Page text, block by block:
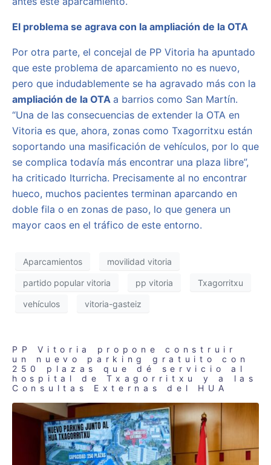
El problema se agrava con la ampliación de la OTA
Por otra parte, el concejal de PP Vitoria ha apuntado
que este problema de aparcamiento no es nuevo,
pero que indudablemente se ha agravado más con la
ampliación de la OTA a barrios como San Martín.
“Una de las consecuencias de extender la OTA en
Vitoria es que, ahora, zonas como Txagorritxu están
soportando una masificación de vehículos, por lo que
se complica todavía más encontrar una plaza libre”,
ha criticado Iturricha. Precisamente al no encontrar
hueco, muchos pacientes terminan aparcando en
doble fila o en zonas de paso, lo que genera un
mayor caos en el tráfico de este entorno.
Aparcamientos movilidad vitoria
partido popular vitoria pp vitoria Txagorritxu
vehículos vitoria-gasteiz
PP Vitoria propone construir
un nuevo parking gratuito con
250 plazas que dé servicio al
hospital de Txagorritxu y a las
Consultas Externas del HUA